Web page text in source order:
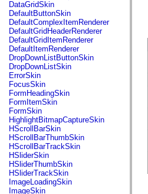
fl.transitions.easing
fl.video
flash.accessibility
flash.concurrent
flash.crypto
flash.data
flash.desktop
flash.display
flash.display3D
flash.display3D.textures
flash.errors
flash.events
flash.external
flash.filesystem
flash.filters
flash.geom
flash.globalization
flash.html
flash.media
flash.net
flash.net.dns
DataGridSkin
DefaultButtonSkin
DefaultComplexItemRenderer
DefaultGridHeaderRenderer
DefaultGridItemRenderer
DefaultItemRenderer
DropDownListButtonSkin
DropDownListSkin
ErrorSkin
FocusSkin
FormHeadingSkin
FormItemSkin
FormSkin
HighlightBitmapCaptureSkin
HScrollBarSkin
HScrollBarThumbSkin
HScrollBarTrackSkin
HSliderSkin
HSliderThumbSkin
HSliderTrackSkin
ImageLoadingSkin
ImageSkin